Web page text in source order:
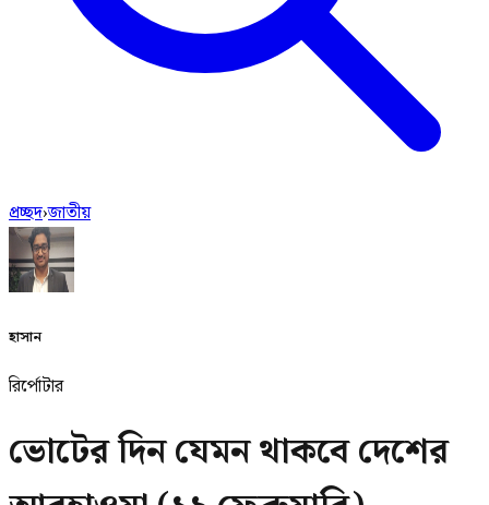
প্রচ্ছদ›জাতীয়
হাসান
রির্পোটার
ভোটের দিন যেমন থাকবে দেশের